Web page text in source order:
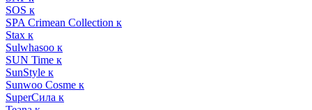
SOS к
SPA Crimean Collection к
Stax к
Sulwhasoo к
SUN Time к
SunStyle к
Sunwoo Cosme к
SuperСила к